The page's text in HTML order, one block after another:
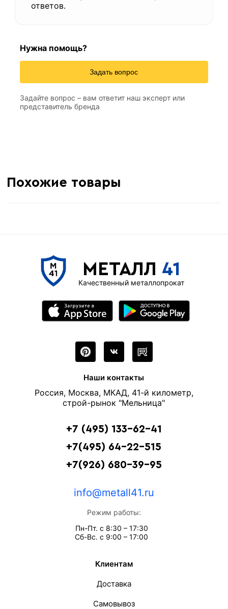
ответов.
Нужна помощь?
Задать вопрос
Задайте вопрос – вам ответит наш эксперт или
представитель бренда
Похожие товары
МЕТАЛЛ 41
Качественный металлопрокат
Наши контакты
Россия, Москва, МКАД, 41-й километр,
строй-рынок "Мельница"
+7 (495) 133-62-41
+7(495) 64-22-515
+7(926) 680-39-95
info@metall41.ru
Режим работы:
Пн-Пт. с 8:30 – 17:30
Сб-Вс. с 9:00 – 17:00
Клиентам
Доставка
Самовывоз